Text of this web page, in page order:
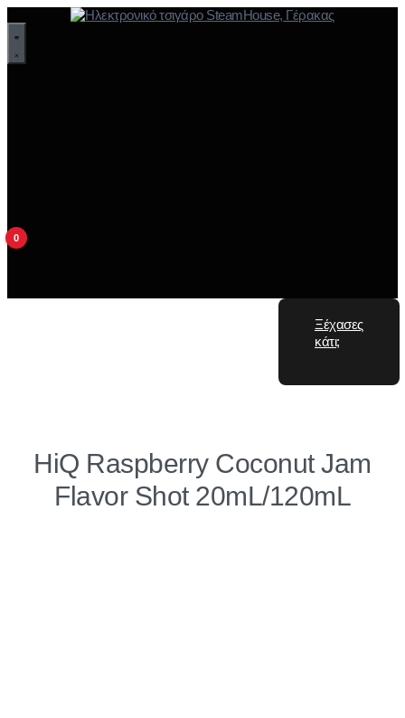
0
Ξέχασες
κάτι;
HiQ Raspberry Coconut Jam
Flavor Shot 20mL/120mL